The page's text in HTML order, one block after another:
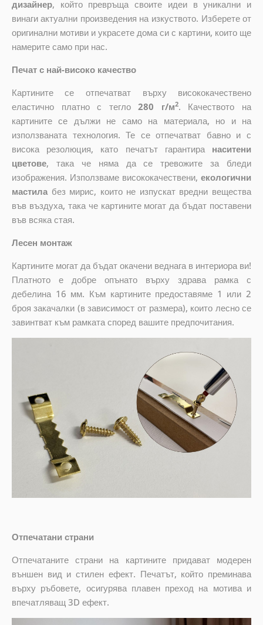
дизайнер, койтопревръща своите идеи в уникални и
винаги актуални произведения на изкуството. Изберете от
оригинални мотиви и украсете дома си с картини, които ще
намерите само при нас.
Печат с най-високо качество
Картините се отпечатват върху висококачествено
еластично платно с тегло280 г/м2. Качеството на
картините се дължи не само на материала, но и на
използваната технология. Те се отпечатват бавно и с
висока резолюция, като печатът гарантира наситени
цветове, така че няма да се тревожите за бледи
изображения. Използваме висококачествени,екологични
мастилабез мирис, които не изпускат вредни вещества
във въздуха, така че картините могат да бъдат поставени
във всяка стая.
Лесен монтаж
Картините могат да бъдат окачени веднага в интериора ви!
Платното е добре опънато върху здрава рамка с
дебелина 16 мм. Към картините предоставяме 1 или 2
броя закачалки (в зависимост от размера), които лесно се
завинтват към рамката според вашите предпочитания.
Отпечатани страни
Отпечатаните страни на картините придават модерен
външен вид и стилен ефект. Печатът, който преминава
върху ръбовете, осигурява плавен преход на мотива и
впечатляващ 3D ефект.